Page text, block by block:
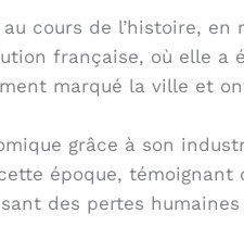
cours de l’histoire,
française, où elle
marqué la ville et
grâce à son
époque,
des pertes